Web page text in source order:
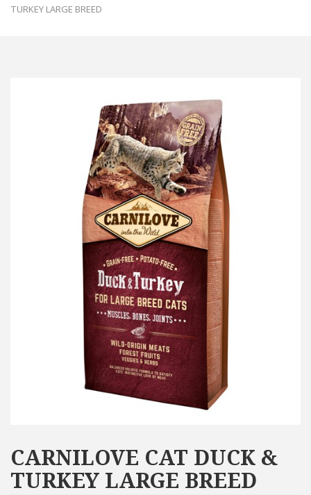
TURKEY LARGE BREED
CARNILOVE CAT DUCK &
TURKEY LARGE BREED